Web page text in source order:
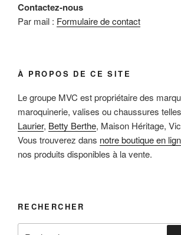
Contactez-nous
Par mail : Formulaire de contact
À PROPOS DE CE SITE
Le groupe MVC est propriétaire des
maroquinerie, valises ou chaussures
Laurier, Betty Berthe, Maison Héritage,
Vous trouverez dans notre boutique en
nos produits disponibles à la vente.
RECHERCHER